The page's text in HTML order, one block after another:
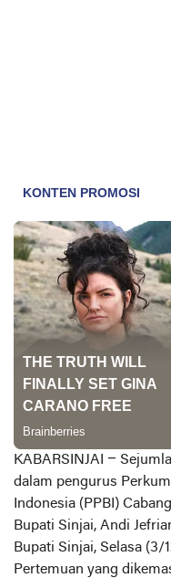
KABARSINJAI –
dalam pengurus
Indonesia (PPBI)
Bupati Sinjai, Andi
Bupati Sinjai, Selasa (3/
Pertemuan yang